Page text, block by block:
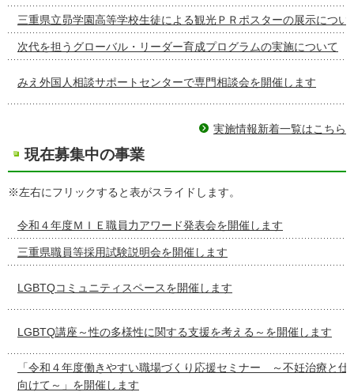
三重県立昴学園高等学校生徒による観光ＰＲポスターの展示につい
次代を担うグローバル・リーダー育成プログラムの実施について
みえ外国人相談サポートセンターで専門相談会を開催します
実施情報新着一覧はこちら
現在募集中の事業
※左右にフリックすると表がスライドします。
令和４年度ＭＩＥ職員力アワード発表会を開催します
三重県職員等採用試験説明会を開催します
LGBTQコミュニティスペースを開催します
LGBTQ講座～性の多様性に関する支援を考える～を開催します
「令和４年度働きやすい職場づくり応援セミナー ～不妊治療と仕
向けて～」を開催します